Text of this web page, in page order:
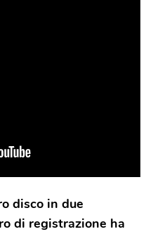
disco in due
di registrazione ha